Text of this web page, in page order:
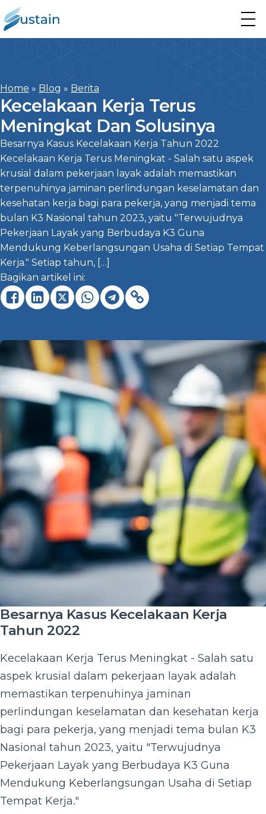
Home » Blog » Berita
Kecelakaan Kerja Terus
Meningkat Dan Solusinya
Besarnya Kasus Kecelakaan Kerja Tahun 2022
Kecelakaan Kerja Terus Meningkat - Salah satu aspek
krusial dalam pekerjaan layak adalah memastikan
terpenuhinya jaminan perlindungan keselamatan dan
kesehatan kerja bagi para pekerja, yang menjadi tema
bulan K3 Nasional tahun 2023, yaitu "Terwujudnya
Pekerjaan Layak yang Berbudaya K3 Guna
Mendukung Keberlangsungan Usaha di Setiap Tempat
Kerja." Setiap tahun, […]
Bagikan artikel ini:
Besarnya Kasus Kecelakaan Kerja
Tahun 2022
Kecelakaan Kerja Terus Meningkat - Salah satu
aspek krusial dalam pekerjaan layak adalah
memastikan terpenuhinya jaminan
perlindungan keselamatan dan kesehatan kerja
bagi para pekerja, yang menjadi tema bulan K3
Nasional tahun 2023, yaitu "Terwujudnya
Pekerjaan Layak yang Berbudaya K3 Guna
Mendukung Keberlangsungan Usaha di Setiap
Tempat Kerja."